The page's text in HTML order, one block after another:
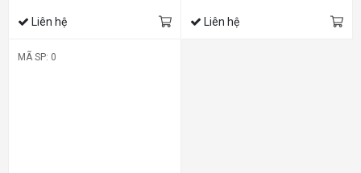
Liên hệ Liên hệ
MÃ SP: 0